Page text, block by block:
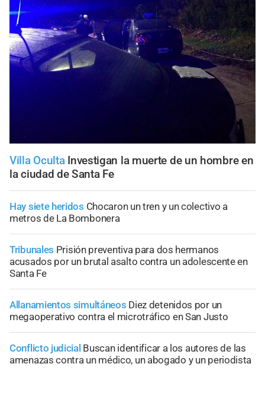
Villa Oculta Investigan la muerte de un hombre en
la ciudad de Santa Fe
Hay siete heridos Chocaron un tren y un colectivo a
metros de La Bombonera
Tribunales Prisión preventiva para dos hermanos
acusados por un brutal asalto contra un adolescente en
Santa Fe
Allanamientos simultáneos Diez detenidos por un
megaoperativo contra el microtráfico en San Justo
Conflicto judicial Buscan identificar a los autores de las
amenazas contra un médico, un abogado y un periodista